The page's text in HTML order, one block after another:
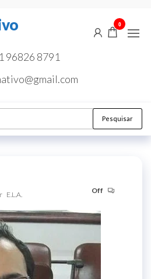
96826 8791
0
Pesquisar
E.L.A. Off